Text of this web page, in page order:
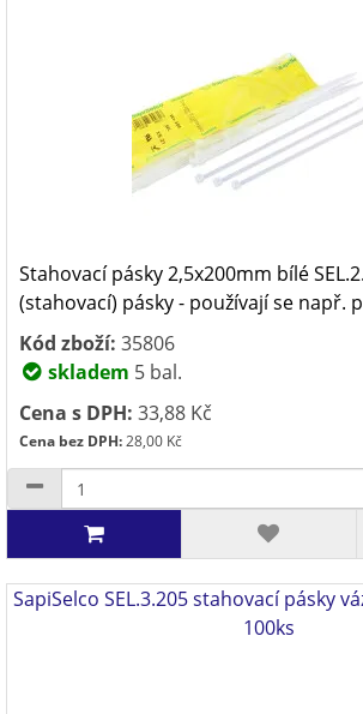
Stahovací pásky 2,5x200mm bílé
(stahovací) pásky - používají se např.
Kód zboží: 35806
skladem 5 bal.
Cena s DPH: 33,88 Kč
Cena bez DPH:28,00 Kč
SapiSelco SEL.3.205 stahovací pásky
100ks